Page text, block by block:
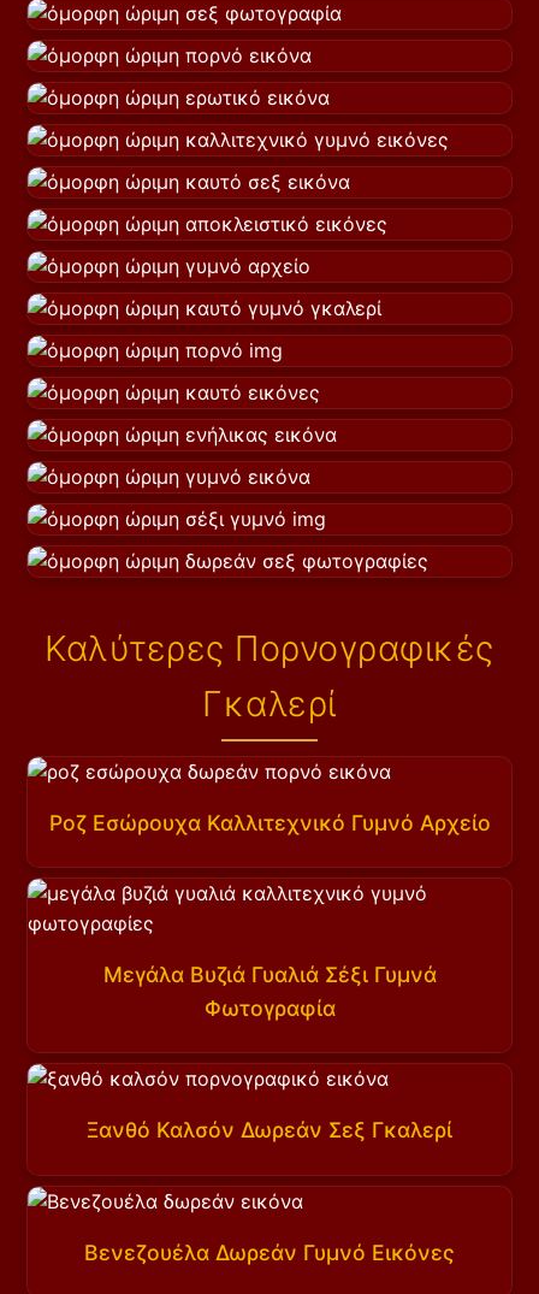
Καλύτερες Πορνογραφικές
Γκαλερί
Ροζ Εσώρουχα Καλλιτεχνικό Γυμνό Αρχείο
Μεγάλα Βυζιά Γυαλιά Σέξι Γυμνά
Φωτογραφία
Ξανθό Καλσόν Δωρεάν Σεξ Γκαλερί
Βενεζουέλα Δωρεάν Γυμνό Εικόνες